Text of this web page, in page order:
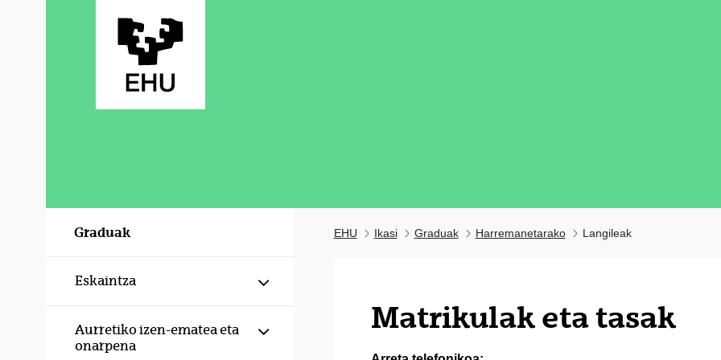
Graduak
Eskaintza Erakutsi/izkutatu azpiorriak
Aurretiko izen-ematea eta
onarpena
Erakutsi/izkutatu azpiorriak
EHU Ikasi Graduak Harremanetarako Langileak
Matrikulak eta tasak